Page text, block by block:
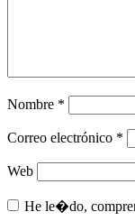
Nombre *
Correo electrónico *
Web
He le�do,